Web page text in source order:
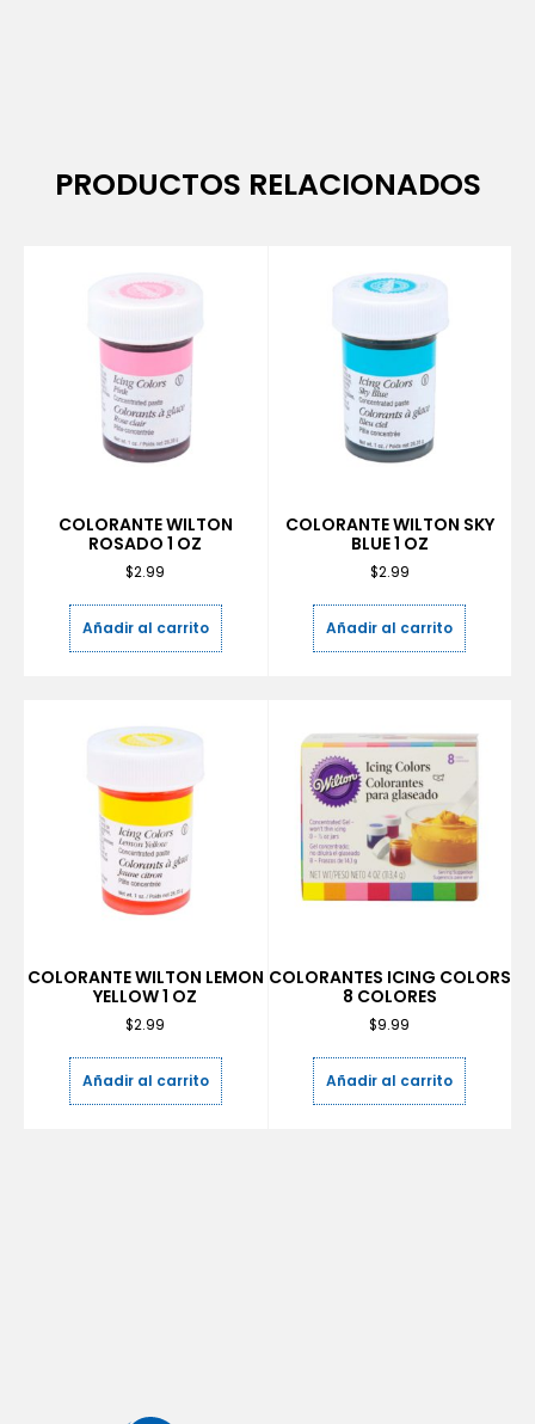
PRODUCTOS RELACIONADOS
COLORANTE WILTON
ROSADO 1 OZ
$2.99
Añadir al carrito
COLORANTE WILTON SKY
BLUE 1 OZ
$2.99
Añadir al carrito
COLORANTE WILTON LEMON
YELLOW 1 OZ
$2.99
Añadir al carrito
COLORANTES ICING COLORS
8 COLORES
$9.99
Añadir al carrito